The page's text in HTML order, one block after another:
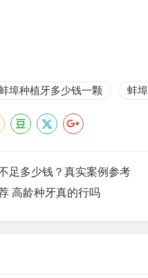
埠种植牙多少钱一颗 蚌
足多少钱？真实案例参考
高龄种牙真的行吗